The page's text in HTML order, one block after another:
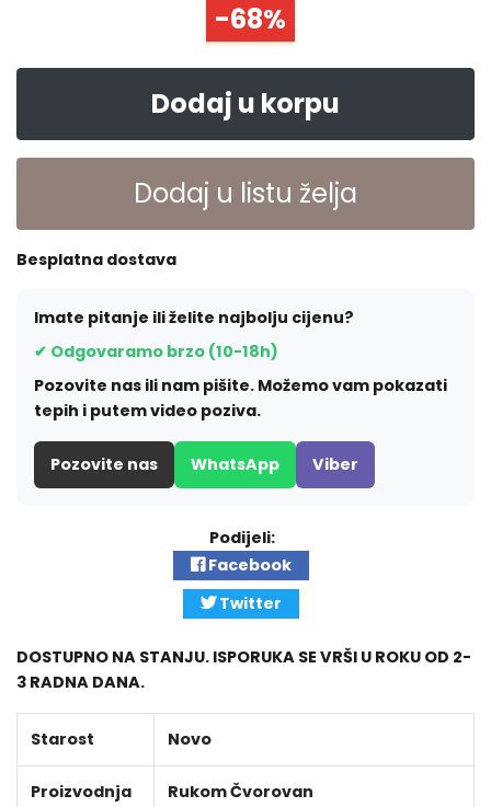
-68%
Dodaj u korpu
Dodaj u listu želja
Besplatna dostava
Imate pitanje ili želite najbolju cijenu?
✔ Odgovaramo brzo (10-18h)
Pozovite nas ili nam pišite. Možemo vam pokazati
tepih i putem video poziva.
Pozovite nas WhatsApp Viber
Podijeli:
Facebook
Twitter
DOSTUPNO NA STANJU. ISPORUKA SE VRŠI U ROKU OD 2-
3 RADNA DANA.
Starost Novo
Proizvodnja Rukom Čvorovan